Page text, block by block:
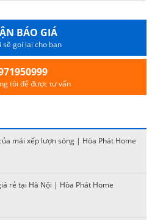
BÁO GIÁ
sẽ gọi lại cho bạn
tôi để được tư vấn
mái xếp lượn sóng | Hòa Phát Home
rẻ tại Hà Nội | Hòa Phát Home